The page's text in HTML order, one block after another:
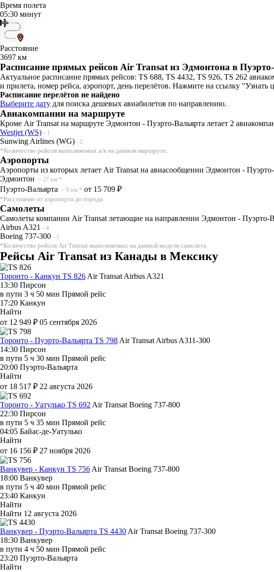
Время полета
05:30 минут
Расстояние
3697 км
Расписание прямых рейсов Air Transat из Эдмонтона в
Актуальное расписание прямых рейсов: TS 688, TS 4432, TS 926, TS 262
и прилета, номер рейса, аэропорт, день перелётов. Нажмите на ссылку
Расписание перелётов не найдено
Выберите дату для поиска дешевых авиабилетов по направлению.
Авиакомпании на маршруте
Кроме Air Transat на маршруте Эдмонтон - Пуэрто-Вальярта летает 2
Westjet (WS) - 1
Sunwing Airlines (WG) - 2
*Количество рейсов выполняемых а/к на данном маршруте.
Аэропорты
Аэропорты из которых летает Air Transat на авиасообщении Эдмонтон -
Эдмонтон ~ 27 км.*
Пуэрто-Вальярта ~ 0 км.* от 15 709 ₽
*Расстояние от аэропорта до города
Самолеты
Самолеты компании Air Transat летающие на направлении Эдмонтон - Пуэрто-
Airbus A321 - 4
Boeing 737-300 - 1
*Количество рейсов Air Transat выполняемых на данной модели самолета.
Рейсы Air Transat из Канады в Мексику
Торонто - Канкун TS 826 Air Transat Airbus A321
13:30 Пирсон
в пути 3 ч 50 мин Прямой рейс
17:20 Канкун
Найти
от 12 949 ₽ 05 сентября 2026
Торонто - Пуэрто-Вальярта TS 798 Air Transat Airbus A311-300
14:30 Пирсон
в пути 5 ч 30 мин Прямой рейс
20:00 Пуэрто-Вальярта
Найти
от 18 517 ₽ 22 августа 2026
Торонто - Уатулько TS 692 Air Transat Boeing 737-800
22:30 Пирсон
в пути 5 ч 35 мин Прямой рейс
04:05 Байас-де-Уатулько
Найти
от 16 156 ₽ 27 ноября 2026
Ванкувер - Канкун TS 756 Air Transat Boeing 737-800
18:00 Ванкувер
в пути 5 ч 40 мин Прямой рейс
23:40 Канкун
Найти
Найти 12 августа 2026
Ванкувер - Пуэрто-Вальярта TS 4430 Air Transat Boeing 737-300
18:30 Ванкувер
в пути 4 ч 50 мин Прямой рейс
23:20 Пуэрто-Вальярта
Найти